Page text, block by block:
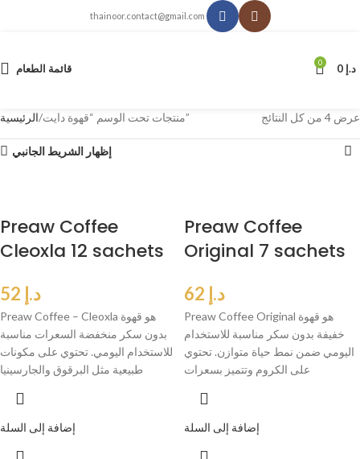
thainoor.contact@gmail.com
قائمة الطعام 0 د.إ
الرئيسية منتجات تحت الوسم “قهوة دايت” عرض ⁦4⁩ من كل النتائج
إظهار الشريط الجانبي
Preaw Coffee
Cleoxla 12 sachets
د.إ
Preaw Coffee – Cleoxla هو قهوة
بدون سكر منخفضة السعرات مناسبة
للاستخدام اليومي. تحتوي على مكونات
طبيعية مثل البرقوق والجارسينيا
إضافة إلى السلة
Preaw Coffee
Original 7 sachets
د.إ
Preaw Coffee Original هو قهوة
خفيفة بدون سكر مناسبة للاستخدام
اليومي ضمن نمط حياة متوازن. تحتوي
على الكروم وتتميز بسعرات
إضافة إلى السلة